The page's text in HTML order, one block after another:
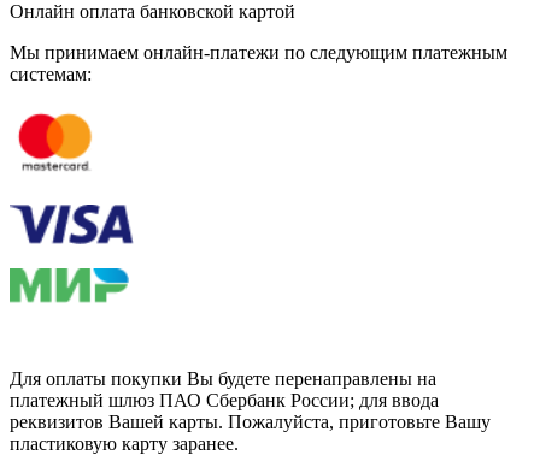
Онлайн оплата банковской картой
Мы принимаем онлайн-платежи по cледующим платежным
системам:
Для оплаты покупки Вы будете перенаправлены на
платежный шлюз ПАО Сбербанк России; для ввода
реквизитов Вашей карты. Пожалуйста, приготовьте Вашу
пластиковую карту заранее.